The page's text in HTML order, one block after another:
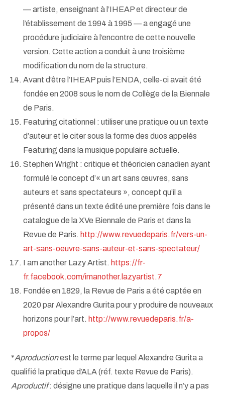
— artiste, enseignant à l’IHEAP et directeur de
l’établissement de 1994 à 1995 — a engagé une
procédure judiciaire à l’encontre de cette nouvelle
version. Cette action a conduit à une troisième
modification du nom de la structure.
Avant d’être l’IHEAP puis l’ENDA, celle-ci avait été
fondée en 2008 sous le nom de Collège de la Biennale
de Paris.
Featuring citationnel : utiliser une pratique ou un texte
d’auteur et le citer sous la forme des duos appelés
Featuring dans la musique populaire actuelle.
Stephen Wright : critique et théoricien canadien ayant
formulé le concept d’« un art sans œuvres, sans
auteurs et sans spectateurs », concept qu’il a
présenté dans un texte édité une première fois dans le
catalogue de la XVe Biennale de Paris et dans la
Revue de Paris. http://www.revuedeparis.fr/vers-un-
art-sans-oeuvre-sans-auteur-et-sans-spectateur/
I am another Lazy Artist. https://fr-
fr.facebook.com/imanother.lazyartist.7
Fondée en 1829, la Revue de Paris a été captée en
2020 par Alexandre Gurita pour y produire de nouveaux
horizons pour l’art. http://www.revuedeparis.fr/a-
propos/
*Aproductionest le terme par lequel Alexandre Gurita a
qualifié la pratique d’ALA (réf. texte Revue de Paris).
Aproductif: désigne une pratique dans laquelle il n’y a pas